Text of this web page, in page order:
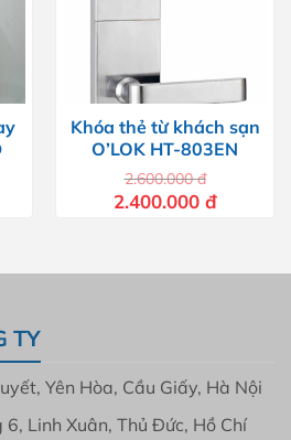
Khóa thẻ từ khách sạn
O’LOK HT-803EN
2.600.000đ
Giá
gốc
2.400.000 đGiá
hiện
TY
Yên Hòa, Cầu Giấy, Hà Nội
Linh Xuân, Thủ Đức, Hồ Chí